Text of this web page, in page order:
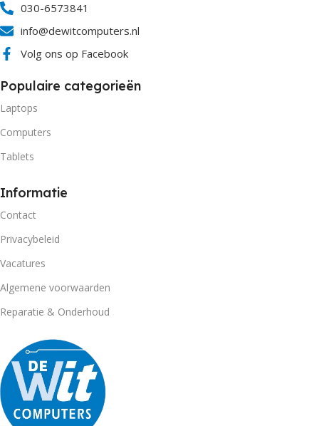
030-6573841
info@dewitcomputers.nl
Volg ons op Facebook
Populaire categorieën
Laptops
Computers
Tablets
Informatie
Contact
Privacybeleid
Vacatures
Algemene voorwaarden
Reparatie & Onderhoud